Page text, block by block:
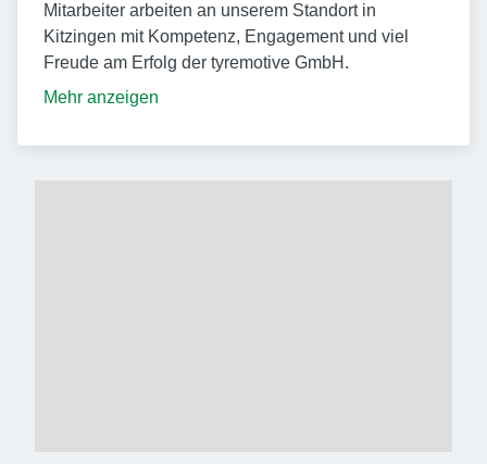
Mitarbeiter arbeiten an unserem Standort in
Kitzingen mit Kompetenz, Engagement und viel
Freude am Erfolg der tyremotive GmbH.
Mehr anzeigen